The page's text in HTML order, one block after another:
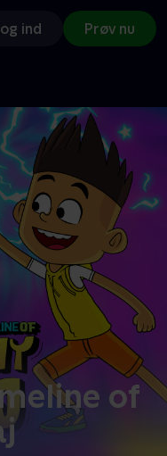
ind Prøv nu
of